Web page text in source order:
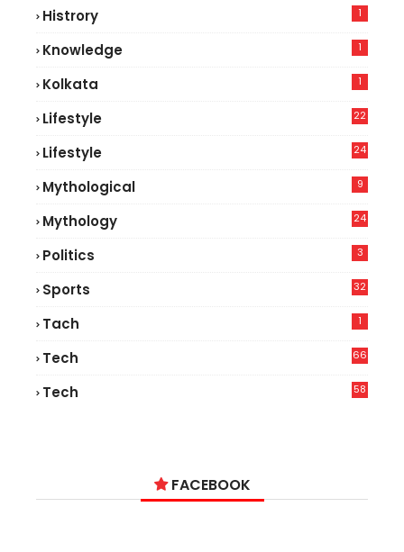
Histrory 1
Knowledge 1
Kolkata 1
Lifestyle
22
Lifestyle
24
Mythological 9
Mythology 24
Politics 3
Sports 32
Tach 1
Tech
66
Tech
58
FACEBOOK